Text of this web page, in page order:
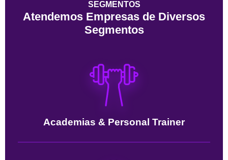
SEGMENTOS
Atendemos Empresas de Diversos
Segmentos
Academias & Personal Trainer